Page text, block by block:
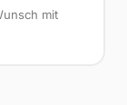
mit